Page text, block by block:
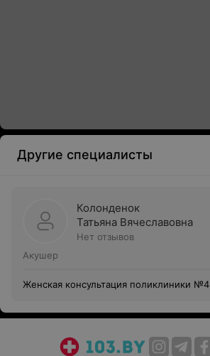
Другие специалисты
Колонденок
Татьяна Вячеславовна
Нет отзывов
Акушер
Женская консультация поликлиники №4